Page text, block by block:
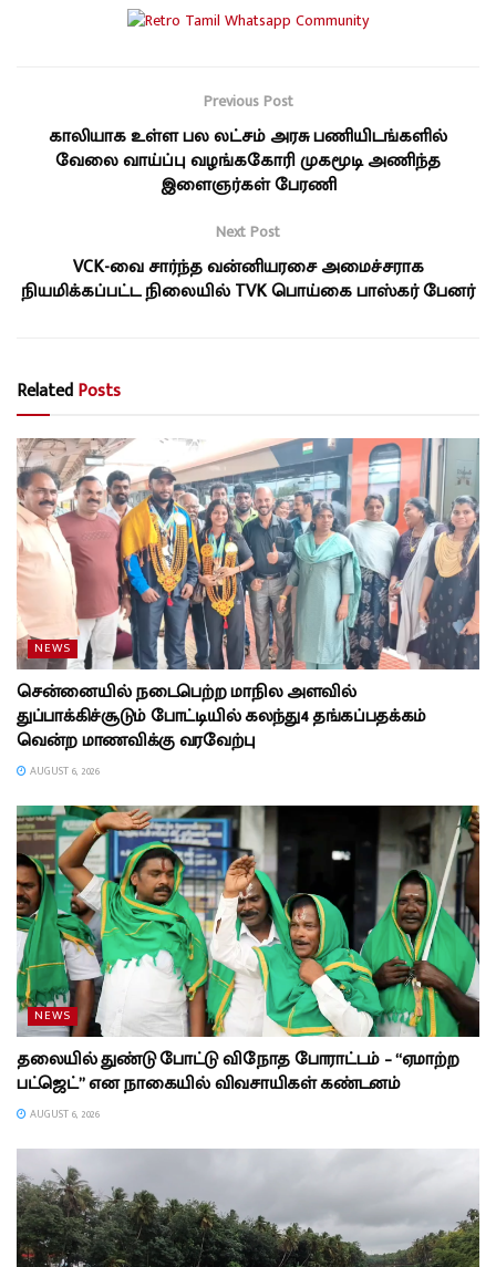
Previous Post
காலியாக உள்ள பல லட்சம் அரசு பணியிடங்களில்
வேலை வாய்ப்பு வழங்ககோரி முகமூடி அணிந்த
இளைஞர்கள் பேரணி
Next Post
VCK-வை சார்ந்த வன்னியரசை அமைச்சராக
நியமிக்கப்பட்ட நிலையில் TVK பொய்கை பாஸ்கர் பேனர்
RelatedPosts
NEWS
சென்னையில் நடைபெற்ற மாநில அளவில்
துப்பாக்கிச்சூடும் போட்டியில் கலந்து4 தங்கப்பதக்கம்
வென்ற மாணவிக்கு வரவேற்பு
AUGUST 6, 2026
NEWS
தலையில் துண்டு போட்டு விநோத போராட்டம் – “ஏமாற்ற
பட்ஜெட்” என நாகையில் விவசாயிகள் கண்டனம்
AUGUST 6, 2026